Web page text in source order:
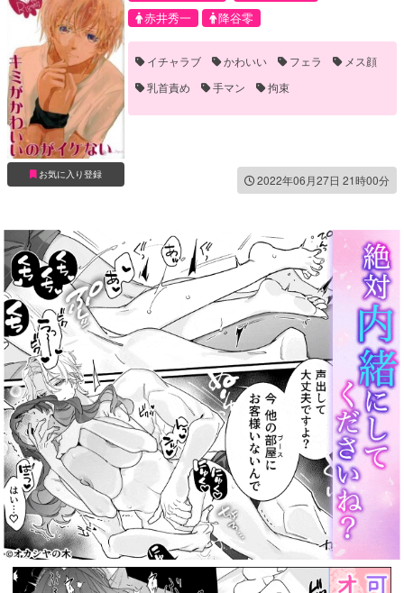
お気に入り登録
赤井秀一
降谷零
イチャラブ かわいい フェラ
メス顔
乳首責め
手マン 拘束
2022年06月27日 21時00分